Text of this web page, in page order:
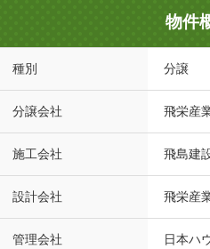
物件
種別 分譲
分譲会社 飛栄産
施工会社 飛島建
設計会社 飛栄産
管理会社 日本ハ